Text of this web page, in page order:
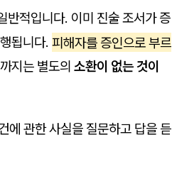
반적입니다. 이미 진술 조서가 증
됩니다. 피해자를 증인으로 부르
지는 별도의 소환이 없는 것이
에 관한 사실을 질문하고 답을 듣